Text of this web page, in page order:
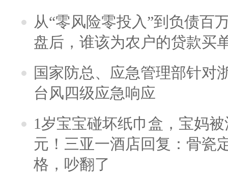
从“零风险零投入”到负债百
盘后，谁该为农户的贷款买
国家防总、应急管理部针对
台风四级应急响应
1岁宝宝碰坏纸巾盒，宝妈
元！三亚一酒店回复：骨瓷
格，吵翻了